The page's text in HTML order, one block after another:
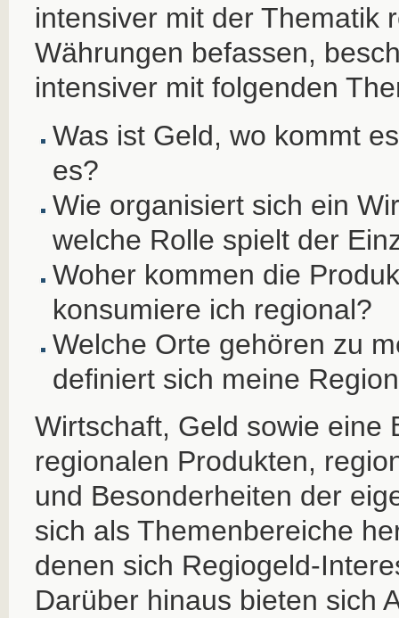
intensiver mit der Thematik
Währungen befassen,
intensiver mit folgenden
Was ist Geld, wo kommt
es?
Wie organisiert sich ein
welche Rolle spielt der
Woher kommen die
konsumiere ich regional?
Welche Orte gehören zu
definiert sich meine
Wirtschaft, Geld sowie eine
regionalen Produkten,
und Besonderheiten der
sich als Themenbereiche
denen sich Regiogeld-
Darüber hinaus bieten sich